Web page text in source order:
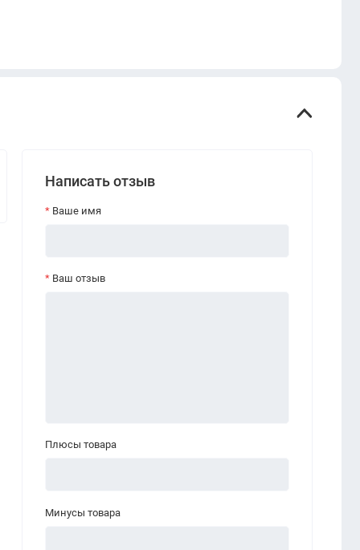
Написать отзыв
Ваше имя
Ваш отзыв
Плюсы товара
Минусы товара